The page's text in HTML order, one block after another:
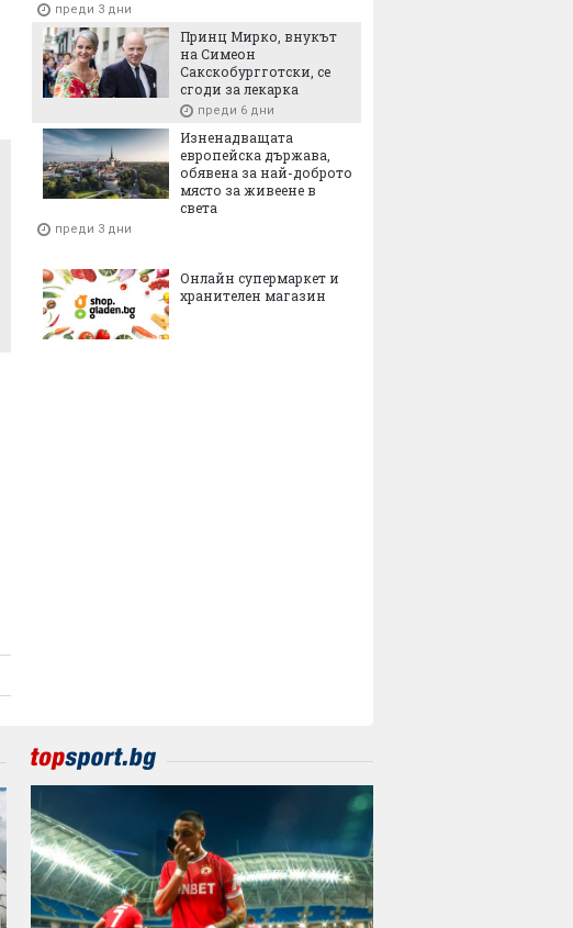
преди 3 дни
Принц Мирко, внукът
на Симеон
Сакскобургготски, се
сгоди за лекарка
преди 6 дни
Изненадващата
европейска държава,
обявена за най-доброто
място за живеене в
света
преди 3 дни
Онлайн супермаркет и
хранителен магазин